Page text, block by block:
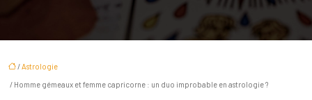
/Astrologie
/ Homme gémeaux et femme capricorne : un duo improbable en astrologie ?